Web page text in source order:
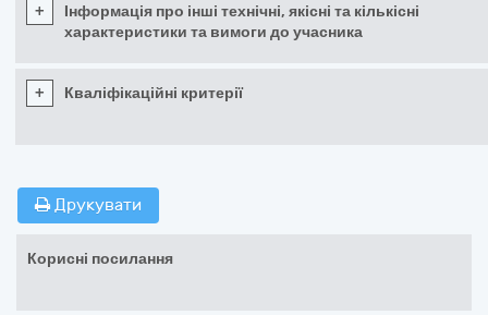
+
Інформація про інші технічні, якісні та кількісні
характеристики та вимоги до учасника
+ Кваліфікаційні критерії
Друкувати
Корисні посилання